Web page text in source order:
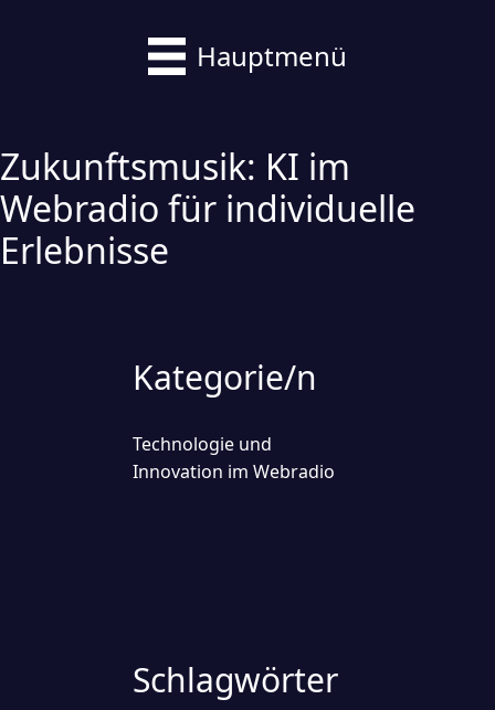
Hauptmenü
Zukunftsmusik: KI im
Webradio für individuelle
Erlebnisse
Kategorie/n
Technologie und
Innovation im Webradio
Schlagwörter